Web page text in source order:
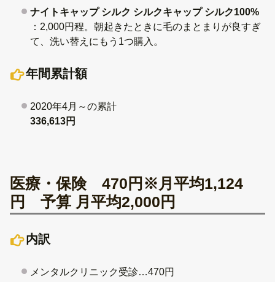
ナイトキャップ シルク シルクキャップ シルク100%
：2,000円程。朝起きたときに毛のまとまりが良すぎ
て、洗い替えにもう1つ購入。
年間累計額
2020年4月～の累計
336,613円
医療・保険 470円※月平均1,124
円 予算 月平均2,000円
内訳
メンタルクリニック受診…470円